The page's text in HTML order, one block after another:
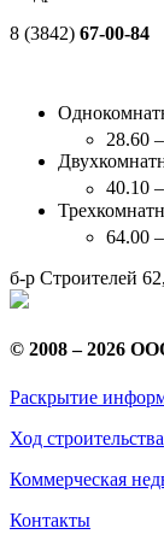
8 (3842) 67-00-84
28.60
40.10
64.00
б-р Строителей
© 2008 – 2026
Раскрытие
Ход строительства
Коммерческая
Контакты